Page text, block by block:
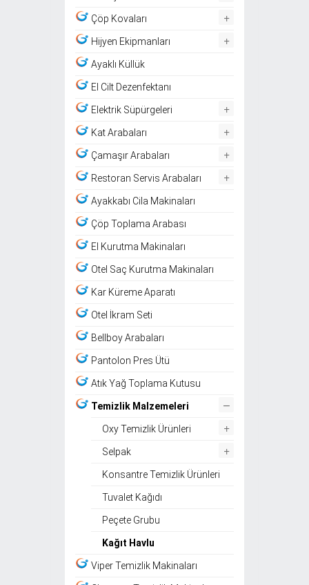
Çöp Kovaları +
Hijyen Ekipmanları +
Ayaklı Küllük
El Cilt Dezenfektanı
Elektrik Süpürgeleri +
Kat Arabaları +
Çamaşır Arabaları +
Restoran Servis Arabaları +
Ayakkabı Cila Makinaları
Çöp Toplama Arabası
El Kurutma Makinaları
Otel Saç Kurutma Makinaları
Kar Küreme Aparatı
Otel İkram Seti
Bellboy Arabaları
Pantolon Pres Ütü
Atık Yağ Toplama Kutusu
Temizlik Malzemeleri –
Oxy Temizlik Ürünleri +
Selpak +
Konsantre Temizlik Ürünleri
Tuvalet Kağıdı
Peçete Grubu
Kağıt Havlu
Viper Temizlik Makinaları